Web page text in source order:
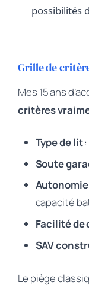
possibilités
Grille de
Mes 15 ans
critères
Type de lit:
Soute
capacité
Facilité de
SAV
Le piège